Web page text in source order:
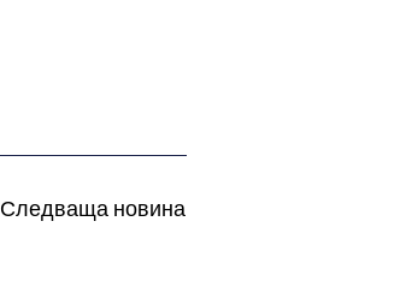
Следваща новина